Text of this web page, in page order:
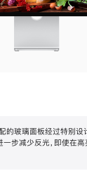
的玻璃面板经过特别设
一步减少反光，即使在